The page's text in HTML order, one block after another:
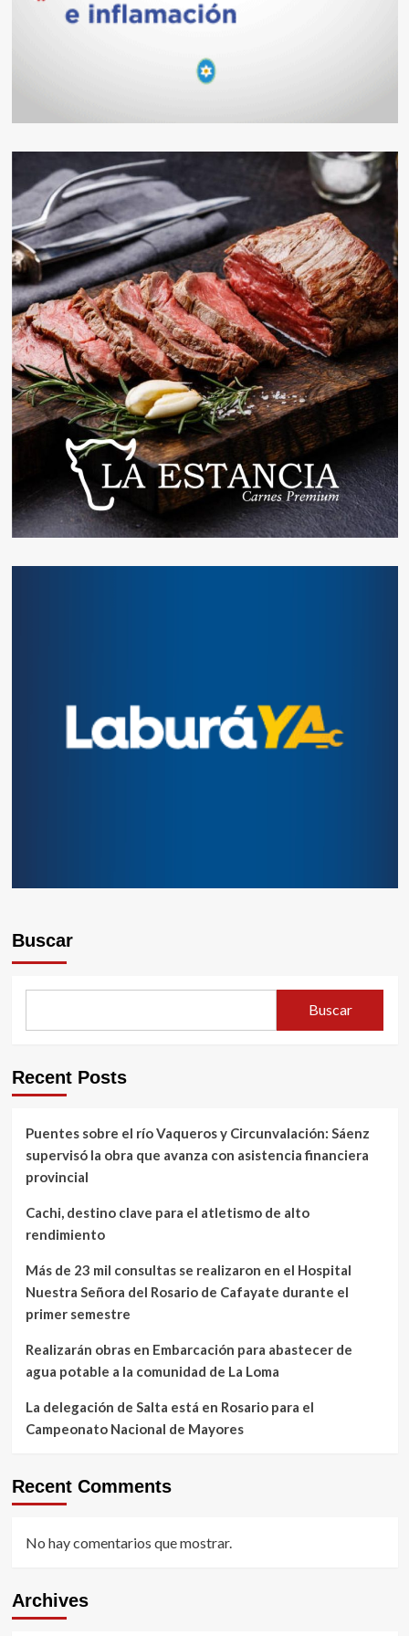
Buscar
Buscar
Recent Posts
Puentes sobre el río Vaqueros y Circunvalación: Sáenz
supervisó la obra que avanza con asistencia financiera
provincial
Cachi, destino clave para el atletismo de alto
rendimiento
Más de 23 mil consultas se realizaron en el Hospital
Nuestra Señora del Rosario de Cafayate durante el
primer semestre
Realizarán obras en Embarcación para abastecer de
agua potable a la comunidad de La Loma
La delegación de Salta está en Rosario para el
Campeonato Nacional de Mayores
Recent Comments
No hay comentarios que mostrar.
Archives